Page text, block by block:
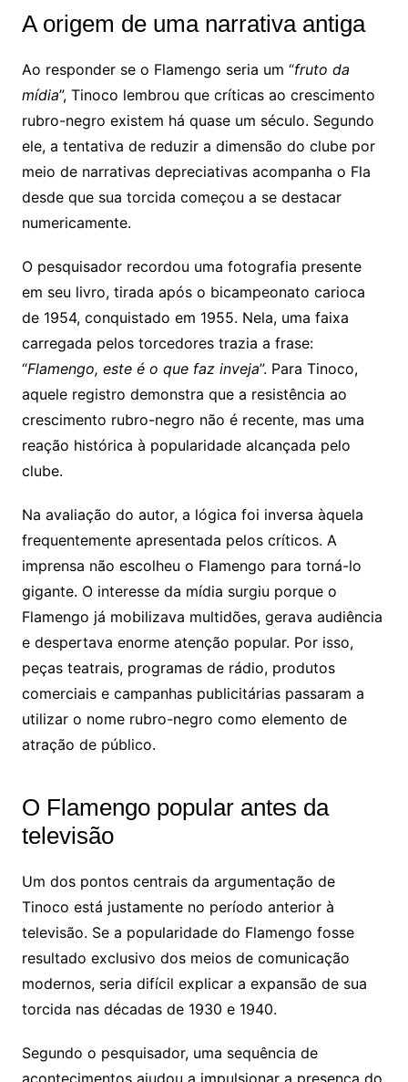
A origem de uma narrativa antiga
Ao responder se o Flamengo seria um “fruto da
mídia”, Tinoco lembrou que críticas ao crescimento
rubro-negro existem há quase um século. Segundo
ele, a tentativa de reduzir a dimensão do clube por
meio de narrativas depreciativas acompanha o Fla
desde que sua torcida começou a se destacar
numericamente.
O pesquisador recordou uma fotografia presente
em seu livro, tirada após o bicampeonato carioca
de 1954, conquistado em 1955. Nela, uma faixa
carregada pelos torcedores trazia a frase:
“Flamengo, este é o que faz inveja”. Para Tinoco,
aquele registro demonstra que a resistência ao
crescimento rubro-negro não é recente, mas uma
reação histórica à popularidade alcançada pelo
clube.
Na avaliação do autor, a lógica foi inversa àquela
frequentemente apresentada pelos críticos. A
imprensa não escolheu o Flamengo para torná-lo
gigante. O interesse da mídia surgiu porque o
Flamengo já mobilizava multidões, gerava audiência
e despertava enorme atenção popular. Por isso,
peças teatrais, programas de rádio, produtos
comerciais e campanhas publicitárias passaram a
utilizar o nome rubro-negro como elemento de
atração de público.
O Flamengo popular antes da
televisão
Um dos pontos centrais da argumentação de
Tinoco está justamente no período anterior à
televisão. Se a popularidade do Flamengo fosse
resultado exclusivo dos meios de comunicação
modernos, seria difícil explicar a expansão de sua
torcida nas décadas de 1930 e 1940.
Segundo o pesquisador, uma sequência de